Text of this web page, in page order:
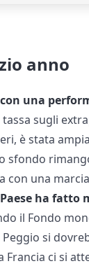
anno
una
tassa sugli
è stata
sfondo
con una
ha fatto
il Fondo
si
ci si